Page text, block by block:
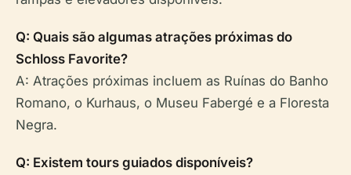
Q: Quais são algumas atrações próximas do
Schloss Favorite?
A: Atrações próximas incluem as Ruínas do Banho
Romano, o Kurhaus, o Museu Fabergé e a Floresta
Negra.
Q: Existem tours guiados disponíveis?